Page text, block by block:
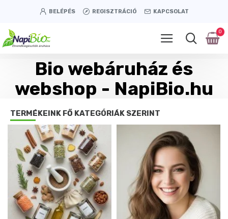
BELÉPÉS REGISZTRÁCIÓ KAPCSOLAT
0
Bio webáruház és
webshop - NapiBio.hu
TERMÉKEINK FŐ KATEGÓRIÁK SZERINT